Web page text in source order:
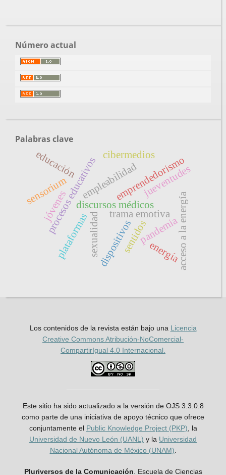
Número actual
Palabras clave
pandemia
discursos médicos
procesos educativos trama emotiva
empleabilidademprendedorismo
acceso a la energía
sentidosenergía
dispositivos
sexualidad
jueventudes
educación
jóvenes
sensorium
plataformas
cibermedios
Los contenidos de la revista están bajo una Licencia
Creative Commons Atribución-NoComercial-
CompartirIgual 4.0 Internacional.
Este sitio ha sido actualizado a la versión de OJS 3.3.0.8
como parte de una iniciativa de apoyo técnico que ofrece
conjuntamente el Public Knowledge Project (PKP) , la
Universidad de Nuevo León (UANL) y la Universidad
Nacional Autónoma de México (UNAM)
Pluriversos de la Comunicación . Escuela de Ciencias